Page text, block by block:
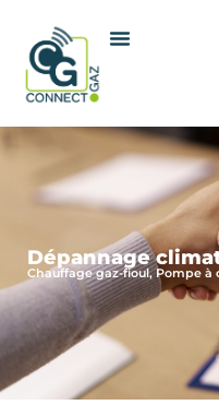
Dépannage
Chauffage gaz-fioul, Pompe